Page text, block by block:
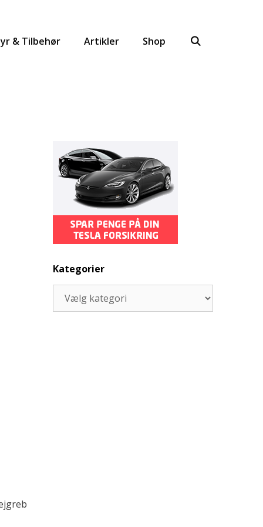
& Tilbehør Artikler Shop
Kategorier